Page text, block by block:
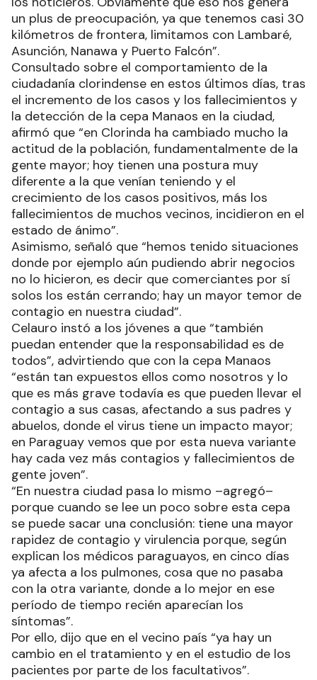
un plus de preocupación, ya que tenemos casi 30
kilómetros de frontera, limitamos con Lambaré,
Asunción, Nanawa y Puerto Falcón”.
Consultado sobre el comportamiento de la
ciudadanía clorindense en estos últimos días, tras
el incremento de los casos y los fallecimientos y
la detección de la cepa Manaos en la ciudad,
afirmó que “en Clorinda ha cambiado mucho la
actitud de la población, fundamentalmente de la
gente mayor; hoy tienen una postura muy
diferente a la que venían teniendo y el
crecimiento de los casos positivos, más los
fallecimientos de muchos vecinos, incidieron en el
estado de ánimo”.
Asimismo, señaló que “hemos tenido situaciones
donde por ejemplo aún pudiendo abrir negocios
no lo hicieron, es decir que comerciantes por sí
solos los están cerrando; hay un mayor temor de
contagio en nuestra ciudad”.
Celauro instó a los jóvenes a que “también
puedan entender que la responsabilidad es de
todos”, advirtiendo que con la cepa Manaos
“están tan expuestos ellos como nosotros y lo
que es más grave todavía es que pueden llevar el
contagio a sus casas, afectando a sus padres y
abuelos, donde el virus tiene un impacto mayor;
en Paraguay vemos que por esta nueva variante
hay cada vez más contagios y fallecimientos de
gente joven”.
“En nuestra ciudad pasa lo mismo –agregó–
porque cuando se lee un poco sobre esta cepa
se puede sacar una conclusión: tiene una mayor
rapidez de contagio y virulencia porque, según
explican los médicos paraguayos, en cinco días
ya afecta a los pulmones, cosa que no pasaba
con la otra variante, donde a lo mejor en ese
período de tiempo recién aparecían los
síntomas”.
Por ello, dijo que en el vecino país “ya hay un
cambio en el tratamiento y en el estudio de los
pacientes por parte de los facultativos”.